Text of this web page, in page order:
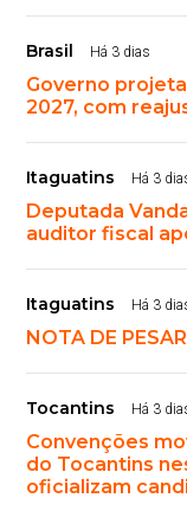
Brasil Há 3 dias
Governo projeta
2027, com
Itaguatins Há 3
Deputada
auditor fiscal
Itaguatins Há 3
NOTA DE
Tocantins Há 3
Convenções
do Tocantins
oficializam